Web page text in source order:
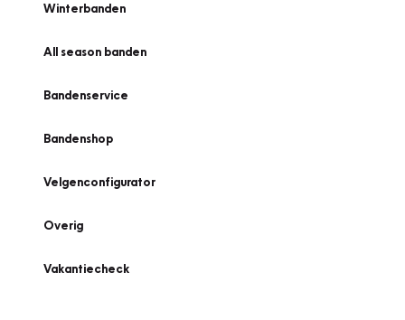
Winterbanden
All season banden
Bandenservice
Bandenshop
Velgenconfigurator
Overig
Vakantiecheck